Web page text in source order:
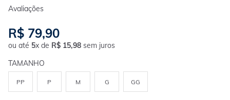
R$ 79,90
ou até 5x de R$ 15,98 sem juros
TAMANHO
PP P M G GG